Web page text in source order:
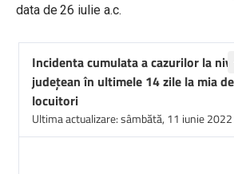
data de 26 iulie a.c.